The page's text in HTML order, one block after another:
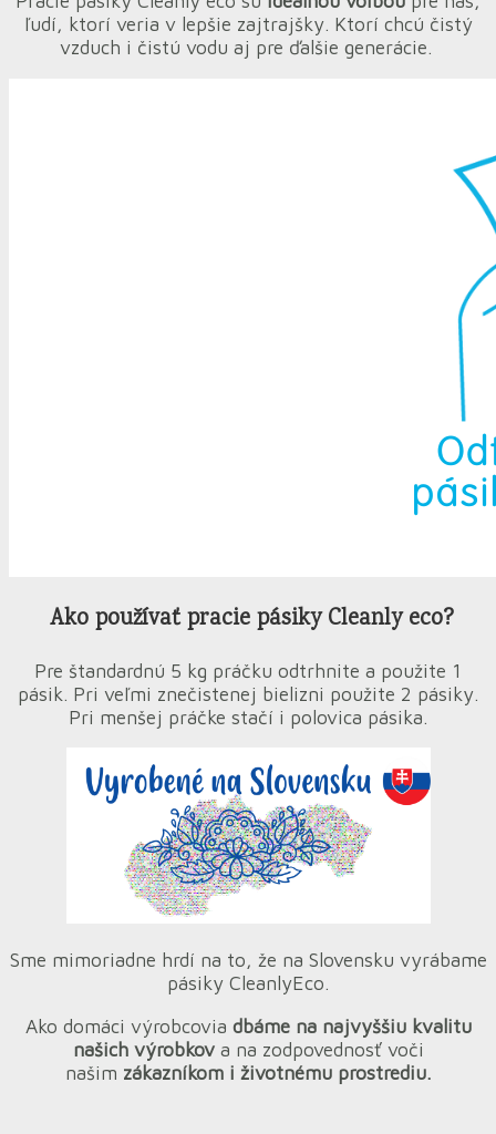
ľudí, ktorí veria v lepšie zajtrajšky. Ktorí chcú čistý
vzduch i čistú vodu aj pre ďalšie generácie.
Ako používať pracie pásiky Cleanly eco?
Pre štandardnú 5 kg práčku odtrhnite a použite 1
pásik. Pri veľmi znečistenej bielizni použite 2 pásiky.
Pri menšej práčke stačí i polovica pásika.
Sme mimoriadne hrdí na to, že na Slovensku vyrábame
pásiky CleanlyEco.
Ako domáci výrobcovia dbáme na najvyššiu kvalitu
našich výrobkova na zodpovednosť voči
našim zákazníkom i životnému prostrediu.